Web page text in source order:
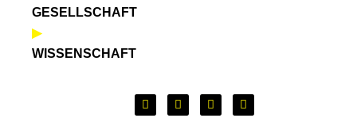
GESELLSCHAFT
▶
WISSENSCHAFT
L
i
F
a
X
-
Y
o